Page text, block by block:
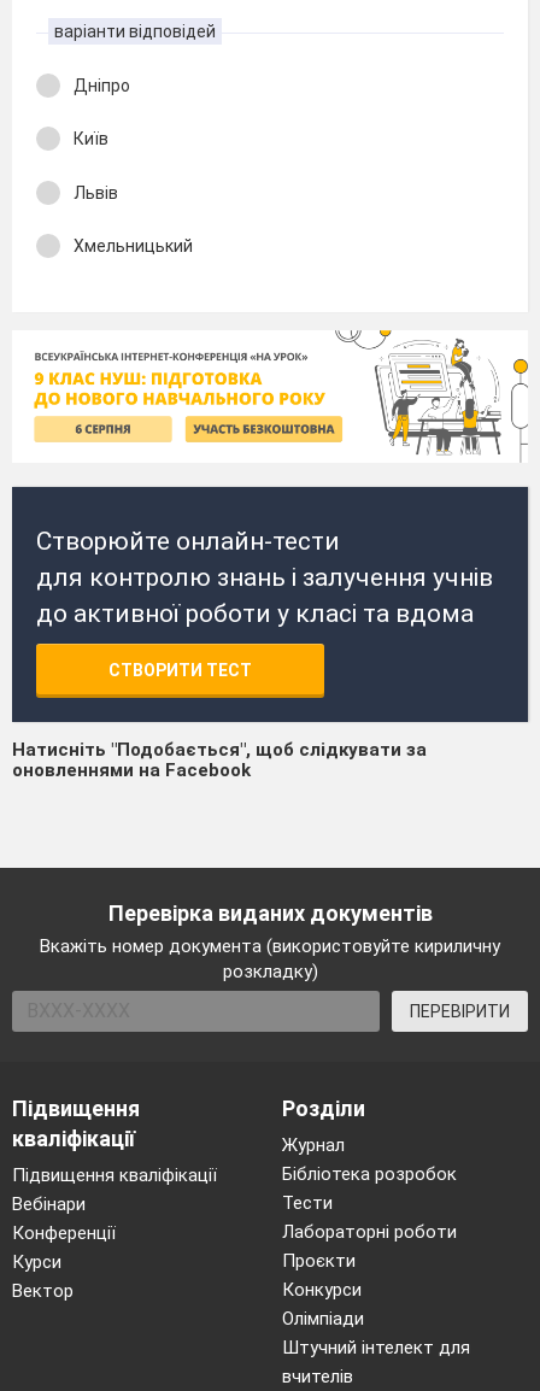
варіанти відповідей
Дніпро
Київ
Львів
Хмельницький
Створюйте онлайн-тести
для контролю знань і залучення учнів
до активної роботи у класі та вдома
СТВОРИТИ ТЕСТ
Натисніть "Подобається", щоб слідкувати за
оновленнями на Facebook
Перевірка виданих документів
Вкажіть номер документа (використовуйте кириличну
розкладку)
ПЕРЕВІРИТИ
Підвищення
кваліфікації
Підвищення кваліфікації
Вебінари
Конференції
Курси
Вектор
Розділи
Журнал
Бібліотека розробок
Тести
Лабораторні роботи
Проєкти
Конкурси
Олімпіади
Штучний інтелект для
вчителів